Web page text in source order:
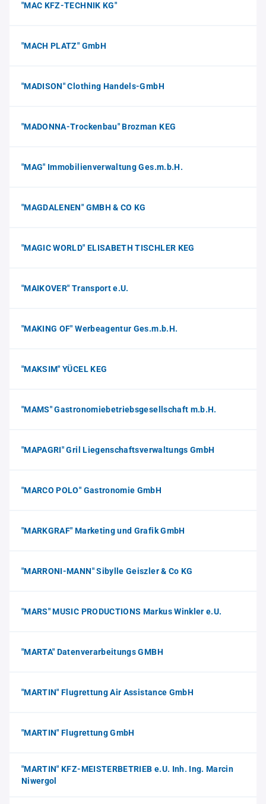
"MAC KFZ-TECHNIK KG"
"MACH PLATZ" GmbH
"MADISON" Clothing Handels-GmbH
"MADONNA-Trockenbau" Brozman KEG
"MAG" Immobilienverwaltung Ges.m.b.H.
"MAGDALENEN" GMBH & CO KG
"MAGIC WORLD" ELISABETH TISCHLER KEG
"MAIKOVER" Transport e.U.
"MAKING OF" Werbeagentur Ges.m.b.H.
"MAKSIM" YÜCEL KEG
"MAMS" Gastronomiebetriebsgesellschaft m.b.H.
"MAPAGRI" Gril Liegenschaftsverwaltungs GmbH
"MARCO POLO" Gastronomie GmbH
"MARKGRAF" Marketing und Grafik GmbH
"MARRONI-MANN" Sibylle Geiszler & Co KG
"MARS" MUSIC PRODUCTIONS Markus Winkler e.U.
"MARTA" Datenverarbeitungs GMBH
"MARTIN" Flugrettung Air Assistance GmbH
"MARTIN" Flugrettung GmbH
"MARTIN" KFZ-MEISTERBETRIEB e.U. Inh. Ing. Marcin
Niwergol